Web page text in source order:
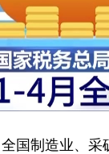
国制造业、